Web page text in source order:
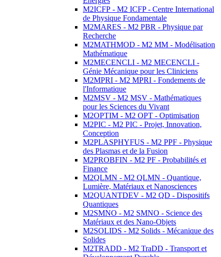
M2ICFP - M2 ICFP - Centre International
de Physique Fondamentale
M2MARES - M2 PBR - Physique par
Recherche
M2MATHMOD - M2 MM - Modélisation
Mathématique
M2MECENCLI - M2 MECENCLI -
Génie Mécanique pour les Cliniciens
M2MPRI - M2 MPRI - Fondements de
l'Informatique
M2MSV - M2 MSV - Mathématiques
pour les Sciences du Vivant
M2OPTIM - M2 OPT - Optimisation
M2PIC - M2 PIC - Projet, Innovation,
Conception
M2PLASPHYFUS - M2 PPF - Physique
des Plasmas et de la Fusion
M2PROBFIN - M2 PF - Probabilités et
Finance
M2QLMN - M2 QLMN - Quantique,
Lumière, Matériaux et Nanosciences
M2QUANTDEV - M2 QD - Dispositifs
Quantiques
M2SMNO - M2 SMNO - Science des
Matériaux et des Nano-Objets
M2SOLIDS - M2 Solids - Mécanique des
Solides
M2TRADD - M2 TraDD - Transport et